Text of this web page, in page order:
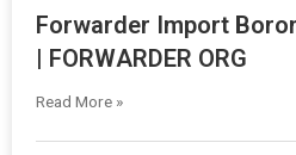
Forwarder Import
| FORWARDER ORG
Read More »